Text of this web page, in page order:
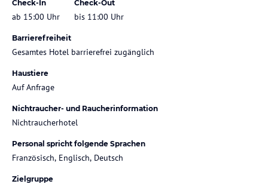
Check-In
ab 15:00 Uhr
Check-Out
bis 11:00 Uhr
Barrierefreiheit
Gesamtes Hotel barrierefrei zugänglich
Haustiere
Auf Anfrage
Nichtraucher- und Raucherinformation
Nichtraucherhotel
Personal spricht folgende Sprachen
Französisch, Englisch, Deutsch
Zielgruppe